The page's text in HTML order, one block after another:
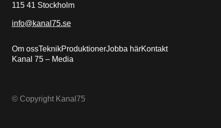
115 41 Stockholm
info@kanal75.se
Om ossTeknikProduktionerJobba härKontakt
Kanal 75 – Media
© Copyright Kanal75